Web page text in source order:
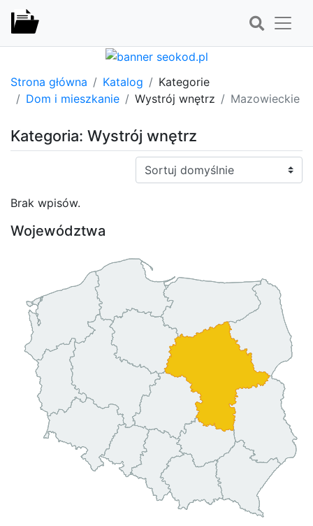
Strona główna Katalog
Kategorie
Dom i mieszkanie
Wystrój wnętrz Mazowieckie
Kategoria: Wystrój wnętrz
Sortuj:
Brak wpisów.
Województwa